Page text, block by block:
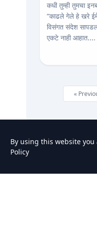
कधी तुम्ही तुमचा
“काढले गेले हे खरे
विसंगत संदेश
एकटे नाही आहात....
«
By using this website
Policy